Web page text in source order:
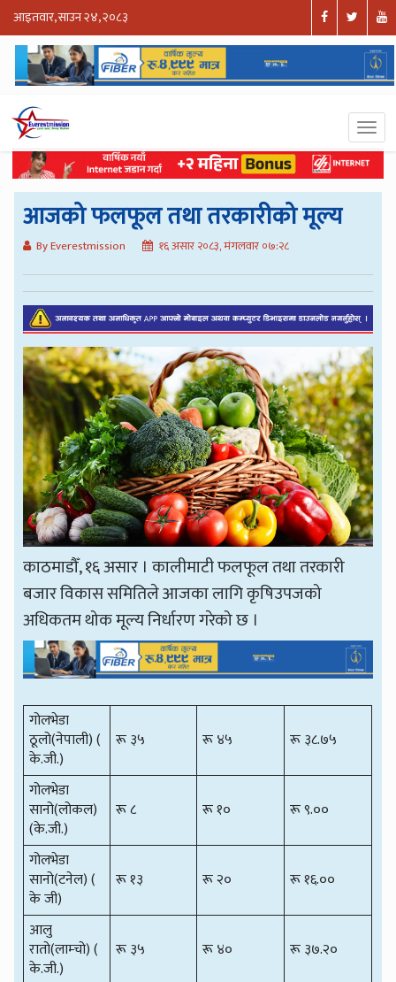
आइतवार, साउन २४, २०८३
आजको फलफूल तथा तरकारीको मूल्य
By Everestmission १६ असार २०८३, मंगलवार ०७:२८
काठमाडौँ, १६ असार । कालीमाटी फलफूल तथा तरकारी
बजार विकास समितिले आजका लागि कृषिउपजको
अधिकतम थोक मूल्य निर्धारण गरेको छ ।
गोलभेडा
ठूलो(नेपाली) (
के.जी.)
रू ३५ रू ४५ रू ३८.७५
गोलभेडा
सानो(लोकल)
(के.जी.)
रू ८ रू १० रू ९.००
गोलभेडा
सानो(टनेल) (
के जी)
रू १३ रू २० रू १६.००
आलु
रातो(लाम्चो) (
के.जी.)
रू ३५ रू ४० रू ३७.२०